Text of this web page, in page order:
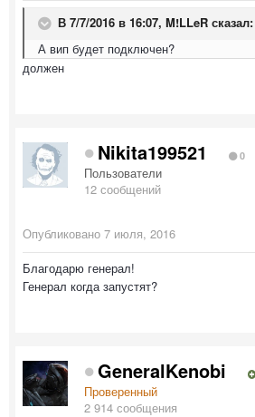
В 7/7/2016 в 16:07, M!LLeR сказал:
А вип будет подключен?
должен
Nikita199521 0
Пользователи
12 сообщений
Опубликовано 7 июля, 2016
Благодарю генерал!
Генерал когда запустят?
GeneralKenobi
Проверенный
2 914 сообщения